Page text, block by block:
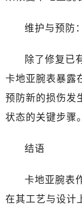
维护与预防
除了修复已
卡地亚腕表暴露
预防新的损伤发
状态的关键步骤。
结语
卡地亚腕表
在其工艺与设计